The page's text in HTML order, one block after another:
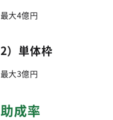
最大4億円
2）単体枠
最大3億円
助成率